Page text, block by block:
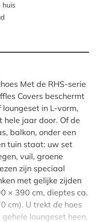
huis
Met de RHS-serie
Covers beschermt
loungeset in L-vorm,
hele jaar door. Of de
balkon, onder een
tuin staat: uw set
vuil, groene
zijn speciaal
met gelijke zijden
× 390 cm, dieptes ca.
cm). U trekt de hoes
loungeset heen,